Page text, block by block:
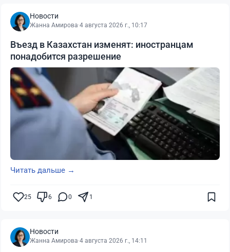
Новости
Жанна Амирова·4 августа 2026 г., 10:17
Въезд в Казахстан изменят: иностранцам
понадобится разрешение
Читать дальше →
25 6 0 1
Новости
Жанна Амирова·4 августа 2026 г., 14:11